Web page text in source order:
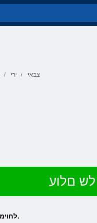
ירי צבאי
םלוע
Game לחוימה טקיורפ אוה ץילב ברק תוניפס לש םלועה.